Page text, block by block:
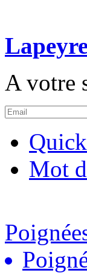
A votre
Mot